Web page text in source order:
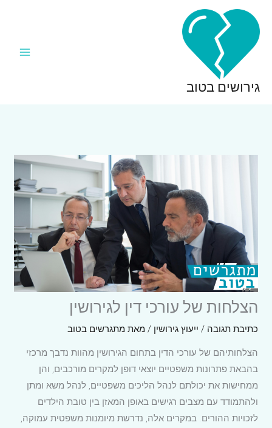
לתוכן
גירושים בטוב
הצלחות של עורכי דין לגירושין
כתיבת תגובה / ייעוץ גירושין / מאתמתגרשים בטוב
הצלחותיהם של עורכי הדין בתחום הגירושין מהוות נדבך מרכזי
בהבאת פתרונות משפטיים יוצאי דופן למקרים מורכבים, והן
ממחישות את יכולתם לנהל הליכים משפטיים, לנהל משא ומתן
ולהתמודד עם מצבים רגישים באופן המאזן בין טובת הילדים
לזכויות ההורים. במקרים אלה, נדרשת מיומנות משפטית עמוקה,